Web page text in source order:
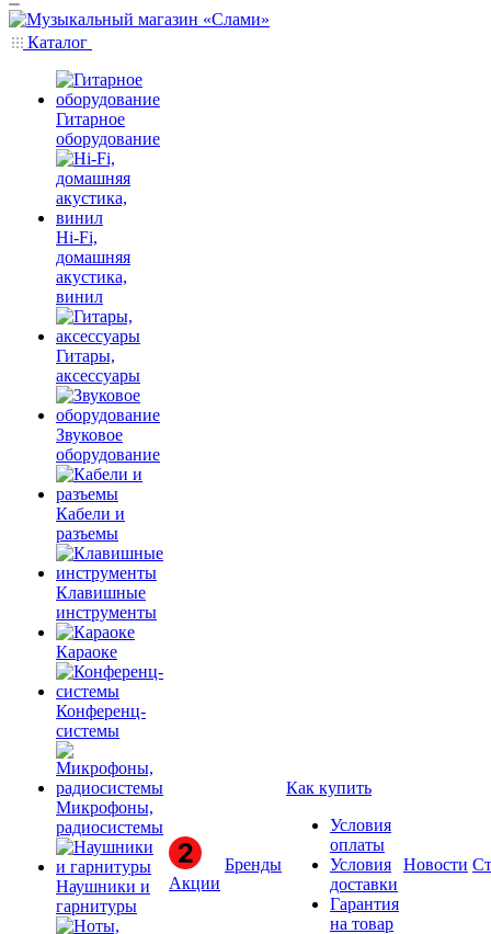
Каталог
Гитарное
оборудование
Hi-Fi,
домашняя
акустика,
винил
Гитары,
аксессуары
Звуковое
оборудование
Кабели и
разъемы
Клавишные
инструменты
Караоке
Конференц-
системы
Микрофоны,
радиосистемы
Наушники и
гарнитуры
Акции
Бренды
Как купить
Условия
оплаты
Условия
доставки
Гарантия
на товар
Новости